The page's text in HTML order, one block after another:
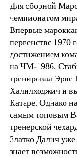
Для сборной
чемпионатом
Впервые
первенстве
достижением
на ЧМ-1986.
тренировал Эрве
Халилходжич и
Катаре. Однако
самым топовым
тренерской
Златко Далич
знает